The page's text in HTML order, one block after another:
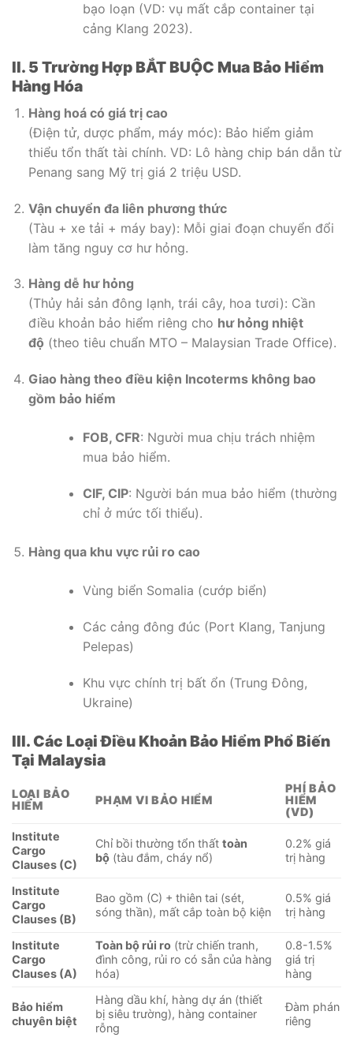
bạo loạn (VD: vụ mất cắp container tại
cảng Klang 2023).
II. 5 Trường Hợp BẮT BUỘC Mua Bảo Hiểm
Hàng Hóa
Hàng hoá có giá trị cao
(Điện tử, dược phẩm, máy móc): Bảo hiểm giảm
thiểu tổn thất tài chính. VD: Lô hàng chip bán dẫn từ
Penang sang Mỹ trị giá 2 triệu USD.
Vận chuyển đa liên phương thức
(Tàu + xe tải + máy bay): Mỗi giai đoạn chuyển đổi
làm tăng nguy cơ hư hỏng.
Hàng dễ hư hỏng
(Thủy hải sản đông lạnh, trái cây, hoa tươi): Cần
điều khoản bảo hiểm riêng cho hư hỏng nhiệt
độ (theo tiêu chuẩn MTO – Malaysian Trade Office).
Giao hàng theo điều kiện Incoterms không bao
gồm bảo hiểm
FOB, CFR: Người mua chịu trách nhiệm
mua bảo hiểm.
CIF, CIP: Người bán mua bảo hiểm (thường
chỉ ở mức tối thiểu).
Hàng qua khu vực rủi ro cao
Vùng biển Somalia (cướp biển)
Các cảng đông đúc (Port Klang, Tanjung
Pelepas)
Khu vực chính trị bất ổn (Trung Đông,
Ukraine)
III. Các Loại Điều Khoản Bảo Hiểm Phổ Biến
Tại Malaysia
LOẠI BẢO
HIỂM
PHẠM VI BẢO HIỂM
PHÍ BẢO
HIỂM
(VD)
Institute
Cargo
Clauses (C)
Chỉ bồi thường tổn thấttoàn
bộ (tàu đắm, cháy nổ)
0.2% giá
trị hàng
Institute
Cargo
Clauses (B)
Bao gồm (C) + thiên tai (sét,
sóng thần), mất cắp toàn bộ kiện
0.5% giá
trị hàng
Institute
Cargo
Clauses (A)
Toàn bộ rủi ro (trừ chiến tranh,
đình công, rủi ro có sẵn của hàng
hóa)
0.8-1.5%
giá trị
hàng
Bảo hiểm
chuyên biệt
Hàng dầu khí, hàng dự án (thiết
bị siêu trường), hàng container
rỗng
Đàm phán
riêng